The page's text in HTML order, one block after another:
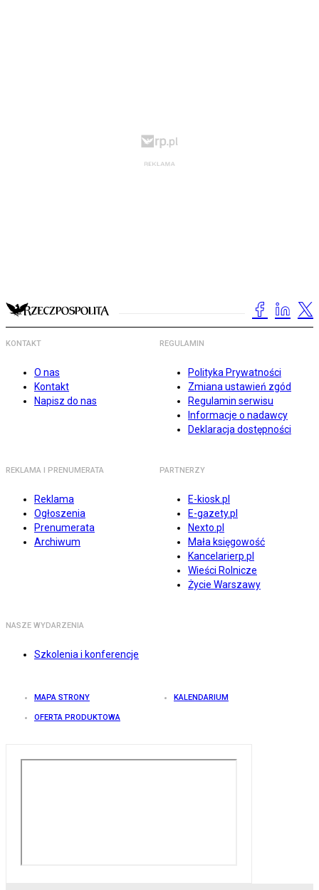
KONTAKT
O nas
Kontakt
Napisz do nas
REGULAMIN
Polityka Prywatności
Zmiana ustawień zgód
Regulamin serwisu
Informacje o nadawcy
Deklaracja dostępności
REKLAMA I PRENUMERATA
Reklama
Ogłoszenia
Prenumerata
Archiwum
PARTNERZY
E-kiosk.pl
E-gazety.pl
Nexto.pl
Mała księgowość
Kancelarierp.pl
Wieści Rolnicze
Życie Warszawy
NASZE WYDARZENIA
Szkolenia i konferencje
MAPA STRONY KALENDARIUM
OFERTA PRODUKTOWA